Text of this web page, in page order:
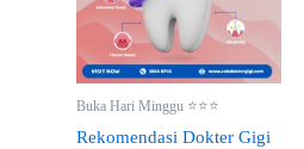
Buka Hari Minggu ⭐⭐⭐
Rekomendasi Dokter Gigi